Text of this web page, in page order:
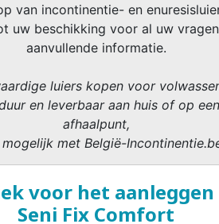
van incontinentie- en
uw beschikking voor al uw
aanvullende informatie.
luiers kopen voor
en leverbaar aan huis of op een
afhaalpunt,
met België-
voor het aanleggen
Seni Fix Comfort